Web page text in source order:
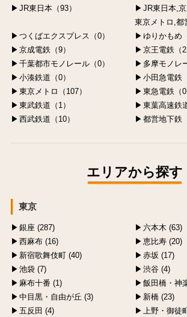
JR東日本（93）
JR東日本,
東京メトロ,都
つくばエクスプレス（0）
ゆりかもめ
京成電鉄（9）
京王電鉄（
千葉都市モノレール（0）
多摩モノレ
小湊鉄道（0）
小田急電鉄
東京メトロ（107）
東急電鉄（0
東武鉄道（1）
東葉高速鉄
西武鉄道（10）
都営地下鉄
エリアから探す
東京
銀座 (287)
六本木 (63)
西麻布 (16)
恵比寿 (20)
新宿歌舞伎町 (40)
赤坂 (17)
池袋 (7)
渋谷 (4)
麻布十番 (1)
飯田橋・神
中目黒・自由が丘 (3)
新橋 (23)
五反田 (4)
上野・御徒